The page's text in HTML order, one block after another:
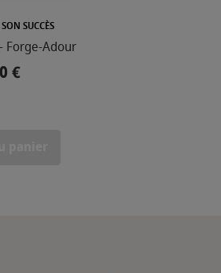
SUCCÈS
Forge-Adour
€